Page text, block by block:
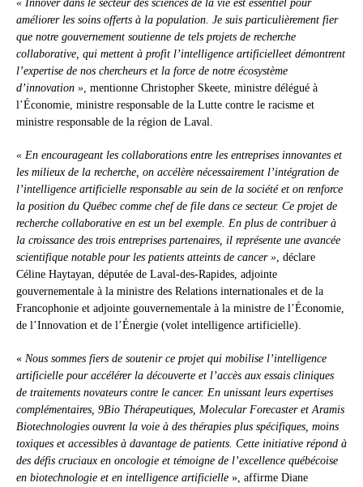
« Innover dans le secteur des sciences de la vie est essentiel pour
améliorer les soins offerts à la population. Je suis particulièrement fier
que notre gouvernement soutienne de tels projets de recherche
collaborative, qui mettent à profit l’intelligence artificielleet démontrent
l’expertise de nos chercheurs et la force de notre écosystème
d’innovation », mentionne Christopher Skeete, ministre délégué à
l’Économie, ministre responsable de la Lutte contre le racisme et
ministre responsable de la région de Laval.
« En encourageant les collaborations entre les entreprises innovantes et
les milieux de la recherche, on accélère nécessairement l’intégration de
l’intelligence artificielle responsable au sein de la société et on renforce
la position du Québec comme chef de file dans ce secteur. Ce projet de
recherche collaborative en est un bel exemple. En plus de contribuer à
la croissance des trois entreprises partenaires, il représente une avancée
scientifique notable pour les patients atteints de cancer », déclare
Céline Haytayan, députée de Laval-des-Rapides, adjointe
gouvernementale à la ministre des Relations internationales et de la
Francophonie et adjointe gouvernementale à la ministre de l’Économie,
de l’Innovation et de l’Énergie (volet intelligence artificielle).
« Nous sommes fiers de soutenir ce projet qui mobilise l’intelligence
artificielle pour accélérer la découverte et l’accès aux essais cliniques
de traitements novateurs contre le cancer. En unissant leurs expertises
complémentaires, 9Bio Thérapeutiques, Molecular Forecaster et Aramis
Biotechnologies ouvrent la voie à des thérapies plus spécifiques, moins
toxiques et accessibles à davantage de patients. Cette initiative répond à
des défis cruciaux en oncologie et témoigne de l’excellence québécoise
en biotechnologie et en intelligence artificielle », affirme Diane